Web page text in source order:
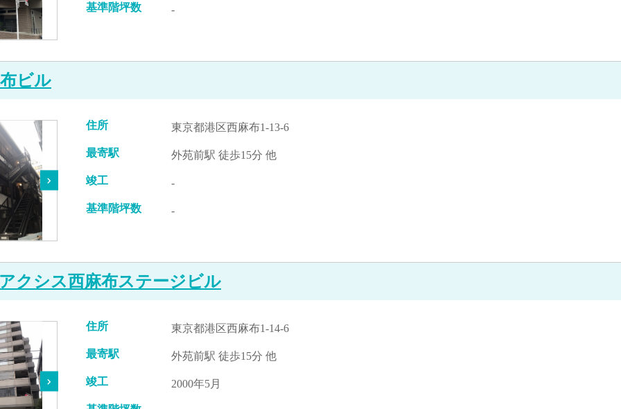
基準階坪数 -
ビル
住所 東京都港区西麻布1-13-6
最寄駅 外苑前駅 徒歩15分 他
竣工 -
基準階坪数 -
クシス西麻布ステージビル
住所 東京都港区西麻布1-14-6
最寄駅 外苑前駅 徒歩15分 他
竣工 2000年5月